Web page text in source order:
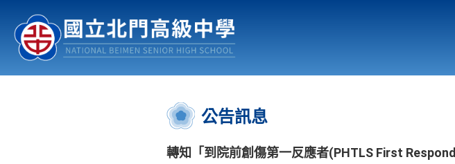
認識北中 行事曆
:::
公告訊息
轉知「到院前創傷第一反應者(PHTLS First